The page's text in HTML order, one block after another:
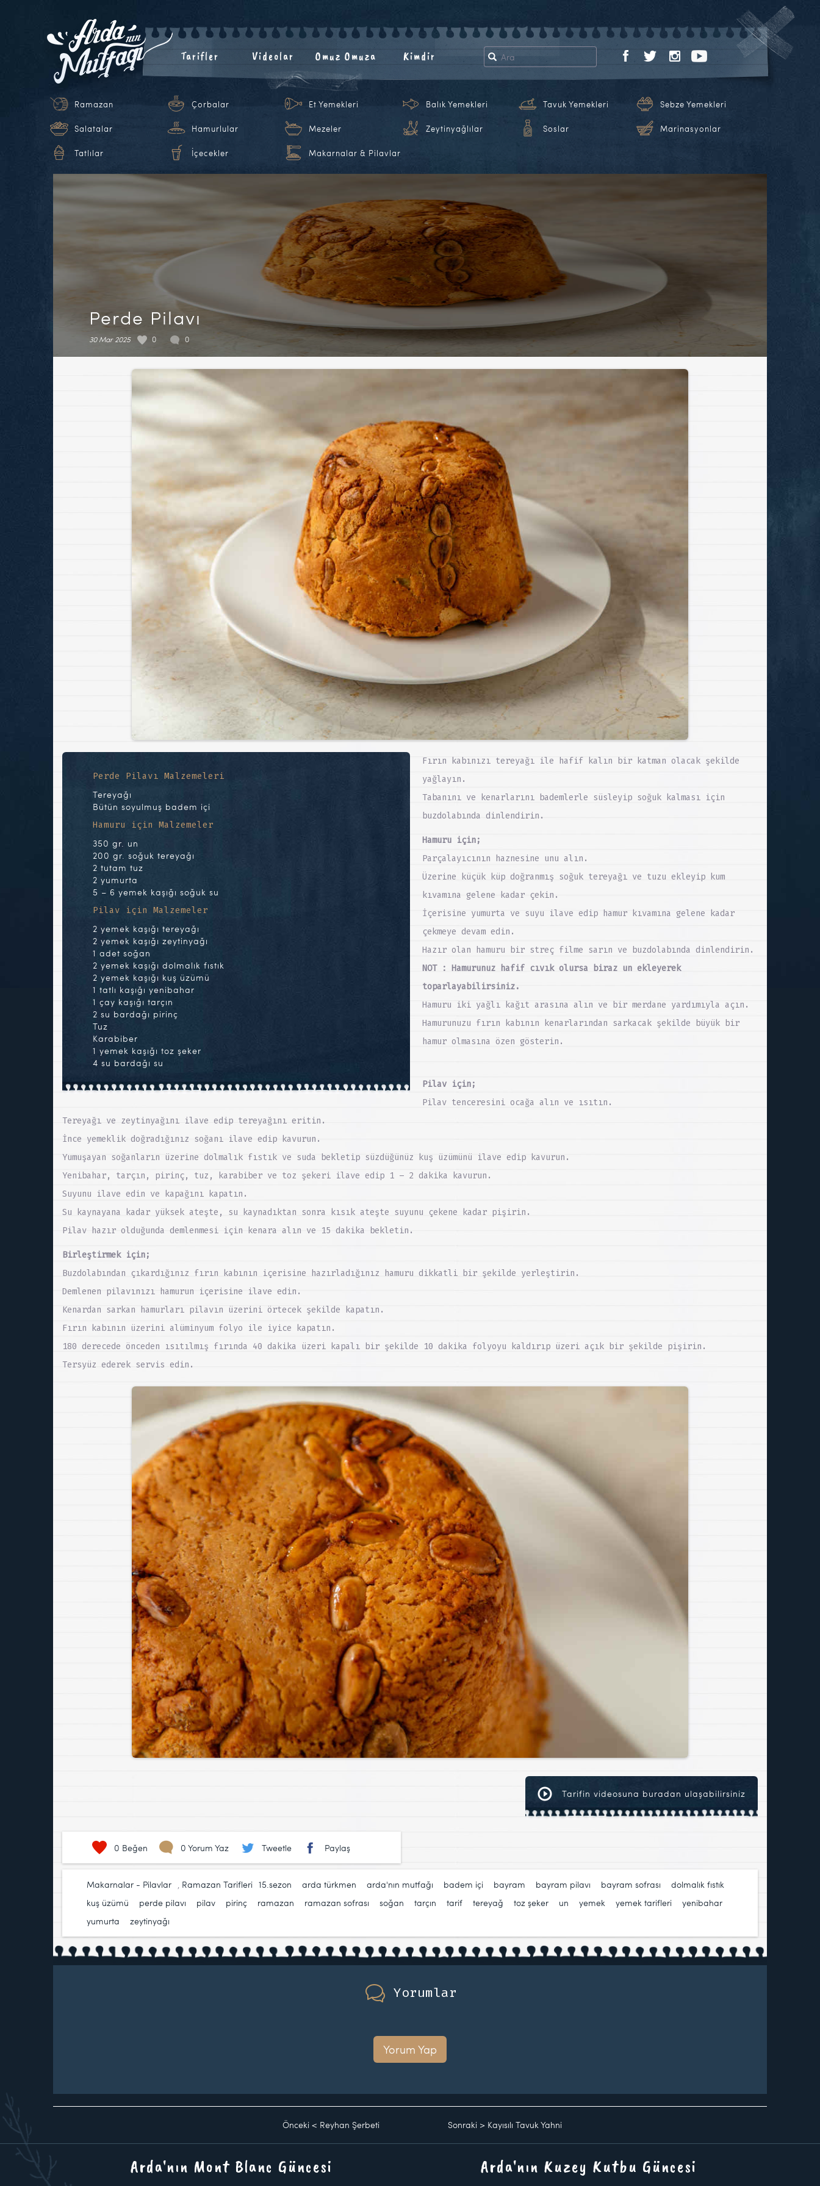
Tarifler Videolar Omuz Omuza Kimdir
Ramazan Çorbalar Et Yemekleri Balık Yemekleri Tavuk Yemekleri Sebze Yemekleri
Salatalar Hamurlular Mezeler Zeytinyağlılar Soslar Marinasyonlar
Tatlılar İçecekler Makarnalar & Pilavlar
Perde Pilavı
30 Mar 2025 0 0
Perde Pilavı Malzemeleri
Tereyağı
Bütün soyulmuş badem içi
Hamuru için Malzemeler
350 gr. un
200 gr. soğuk tereyağı
2 tutam tuz
2 yumurta
5 – 6 yemek kaşığı soğuk su
Pilav için Malzemeler
2 yemek kaşığı tereyağı
2 yemek kaşığı zeytinyağı
1 adet soğan
2 yemek kaşığı dolmalık fıstık
2 yemek kaşığı kuş üzümü
1 tatlı kaşığı yenibahar
1 çay kaşığı tarçın
2 su bardağı pirinç
Tuz
Karabiber
1 yemek kaşığı toz şeker
4 su bardağı su
Fırın kabınızı tereyağı ile hafif kalın bir katman olacak şekilde
yağlayın.
Tabanını ve kenarlarını bademlerle süsleyip soğuk kalması için
buzdolabında dinlendirin.
Hamuru için;
Parçalayıcının haznesine unu alın.
Üzerine küçük küp doğranmış soğuk tereyağı ve tuzu ekleyip kum
kıvamına gelene kadar çekin.
İçerisine yumurta ve suyu ilave edip hamur kıvamına gelene kadar
çekmeye devam edin.
Hazır olan hamuru bir streç filme sarın ve buzdolabında dinlendirin.
NOT : Hamurunuz hafif cıvık olursa biraz un ekleyerek
toparlayabilirsiniz.
Hamuru iki yağlı kağıt arasına alın ve bir merdane yardımıyla açın.
Hamurunuzu fırın kabının kenarlarından sarkacak şekilde büyük bir
hamur olmasına özen gösterin.
Pilav için;
Pilav tenceresini ocağa alın ve ısıtın.
Tereyağı ve zeytinyağını ilave edip tereyağını eritin.
İnce yemeklik doğradığınız soğanı ilave edip kavurun.
Yumuşayan soğanların üzerine dolmalık fıstık ve suda bekletip süzdüğünüz kuş üzümünü ilave edip kavurun.
Yenibahar, tarçın, pirinç, tuz, karabiber ve toz şekeri ilave edip 1 – 2 dakika kavurun.
Suyunu ilave edin ve kapağını kapatın.
Su kaynayana kadar yüksek ateşte, su kaynadıktan sonra kısık ateşte suyunu çekene kadar pişirin.
Pilav hazır olduğunda demlenmesi için kenara alın ve 15 dakika bekletin.
Birleştirmek için;
Buzdolabından çıkardığınız fırın kabının içerisine hazırladığınız hamuru dikkatli bir şekilde yerleştirin.
Demlenen pilavınızı hamurun içerisine ilave edin.
Kenardan sarkan hamurları pilavın üzerini örtecek şekilde kapatın.
Fırın kabının üzerini alüminyum folyo ile iyice kapatın.
180 derecede önceden ısıtılmış fırında 40 dakika üzeri kapalı bir şekilde 10 dakika folyoyu kaldırıp üzeri açık bir şekilde pişirin.
Tersyüz ederek servis edin.
Tarifin videosuna buradan ulaşabilirsiniz
0 Beğen 0 Yorum Yaz Tweetle Paylaş
Makarnalar - Pilavlar Ramazan Tarifleri 15.sezon arda türkmen arda'nın mutfağı badem içi bayram bayram pilavı bayram sofrası dolmalık fıstık
kuş üzümü
perde pilavı pilav pirinç ramazan ramazan sofrası soğan tarçın tarif tereyağ toz şeker un yemek yemek tarifleri yenibahar
yumurta
zeytinyağı
Yorumlar
Yorum Yap
Önceki < Reyhan Şerbeti Sonraki > Kayısılı Tavuk Yahni
Arda'nın Mont Blanc Güncesi Arda'nın Kuzey Kutbu Güncesi